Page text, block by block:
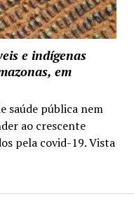
e indígenas
em
saúde pública nem
ao crescente
pela covid-19. Vista